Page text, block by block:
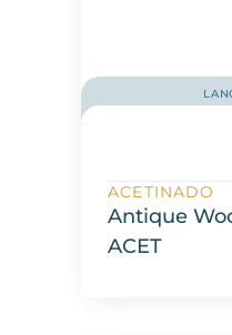
ACETINADO
Antique
ACET